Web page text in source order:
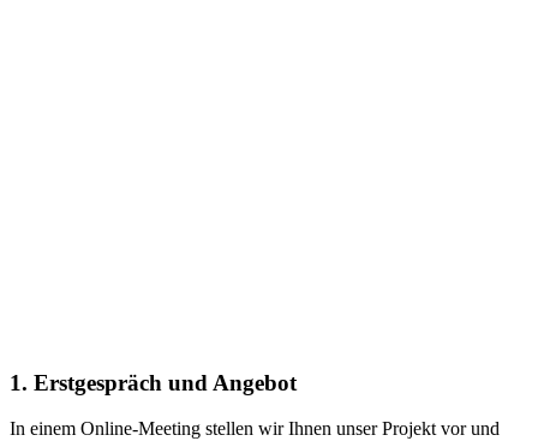
1. Erstgespräch und Angebot
In einem Online-Meeting stellen wir Ihnen unser Projekt vor und